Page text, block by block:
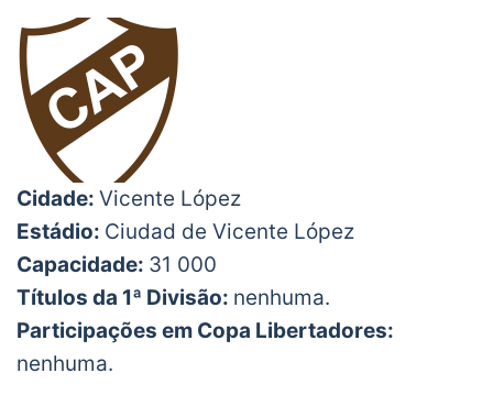
Cidade: Vicente López
Estádio: Ciudad de Vicente López
Capacidade: 31 000
Títulos da 1ª Divisão: nenhuma.
Participações em Copa Libertadores:
nenhuma.